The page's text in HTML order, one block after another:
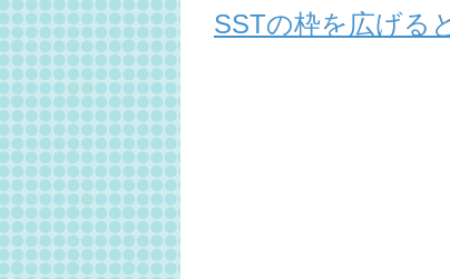
SSTの枠を広げる